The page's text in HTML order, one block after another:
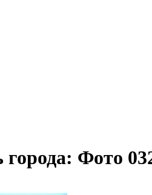
города: Фото